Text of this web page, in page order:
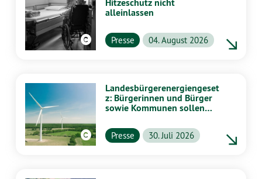
Hitzeschutz nicht
alleinlassen
Presse 04. August 2026
Landesbürgerenergiengeset
z: Bürgerinnen und Bürger
sowie Kommunen sollen
profitieren
Presse 30. Juli 2026